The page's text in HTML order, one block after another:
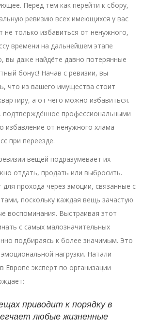
Перед тем как перейти к сбору,
ревизию всех имеющихся у вас
только избавиться от ненужного,
времени на дальнейшем этапе
вы даже найдёте давно потерянные
бонус! Начав с ревизии, вы
что из вашего имущества стоит
а от чего можно избавиться.
подтверждённое профессиональными
избавление от ненужного хлама
при переезде.
вещей подразумевает их
отдать, продать или выбросить.
прохода через эмоции, связанные с
поскольку каждая вещь зачастую
воспоминания. Выстраивая этот
с самых малозначительных
подбираясь к более значимым. Это
нагрузки. Натали
Европе эксперт по организации
приводит к порядку в
любые жизненные